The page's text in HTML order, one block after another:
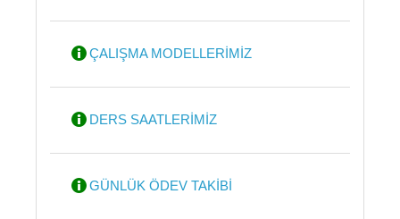
ÇALIŞMA MODELLERİMİZ
DERS SAATLERİMİZ
GÜNLÜK ÖDEV TAKİBİ